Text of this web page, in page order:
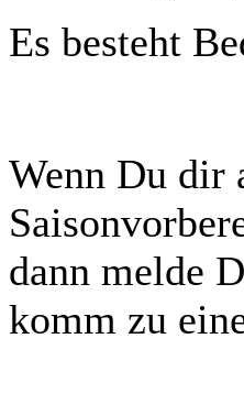
Es besteht
Wenn Du dir
dann melde
komm zu